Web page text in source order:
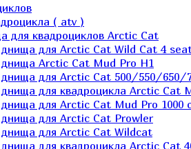
( atv )
для квадроциклов Arctic Cat
для Arctic Cat Wild Cat 4
Arctic Cat Mud Pro H1
для Arctic Cat 500/550/650/
для квадроцикла Arctic Cat
для Arctic Cat Mud Pro 1000 c
для Arctic Cat Prowler
для Arctic Cat Wildcat
для квадроцикла Arctic Cat